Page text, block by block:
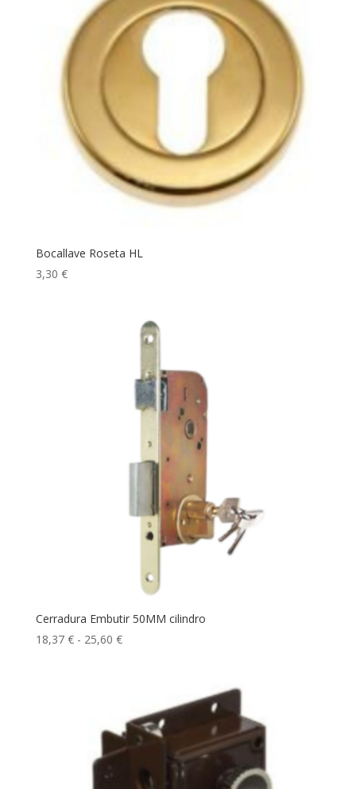
Bocallave Roseta HL
3,30 €
Cerradura Embutir 50MM cilindro
18,37 € - 25,60 €Rango
18,37 €
hasta
25,60 €